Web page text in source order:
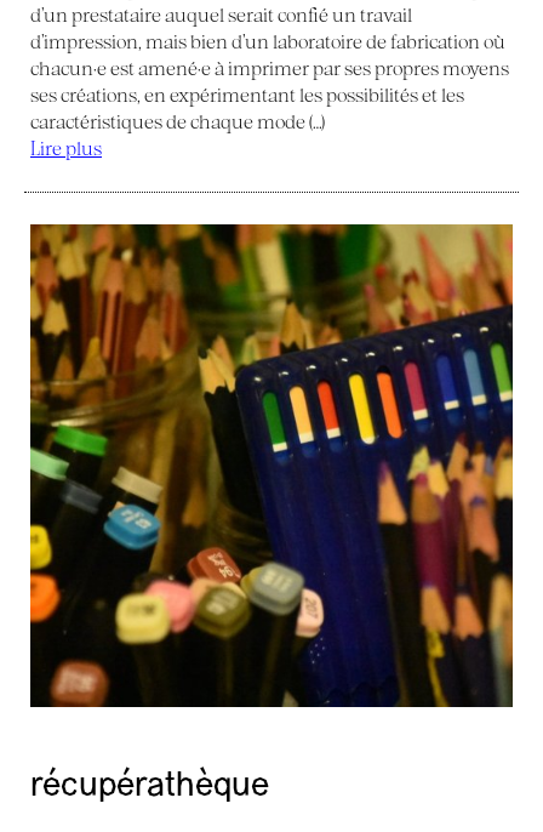
d’un prestataire auquel serait confié un travail
d’impression, mais bien d’un laboratoire de fabrication où
chacun·e est amené·e à imprimer par ses propres moyens
ses créations, en expérimentant les possibilités et les
caractéristiques de chaque mode (…)
Lire plus
récupérathèque